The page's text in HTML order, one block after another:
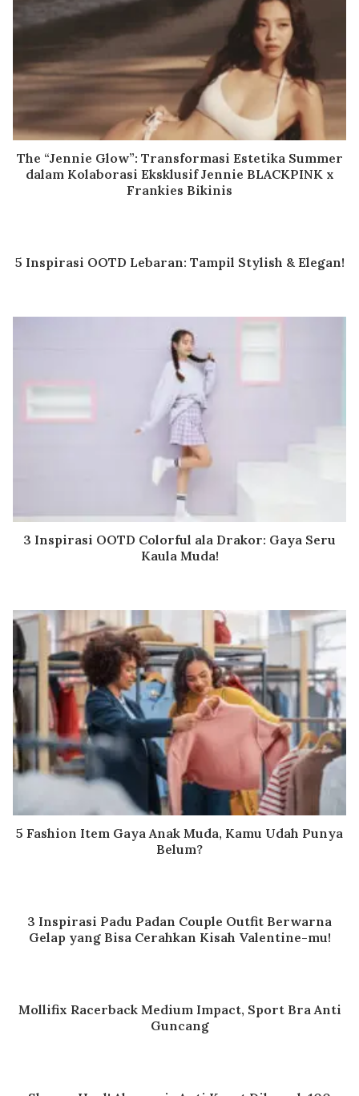
The “Jennie Glow”: Transformasi Estetika Summer
dalam Kolaborasi Eksklusif Jennie BLACKPINK x
Frankies Bikinis
5 Inspirasi OOTD Lebaran: Tampil Stylish & Elegan!
3 Inspirasi OOTD Colorful ala Drakor: Gaya Seru
Kaula Muda!
5 Fashion Item Gaya Anak Muda, Kamu Udah Punya
Belum?
3 Inspirasi Padu Padan Couple Outfit Berwarna
Gelap yang Bisa Cerahkan Kisah Valentine-mu!
Mollifix Racerback Medium Impact, Sport Bra Anti
Guncang